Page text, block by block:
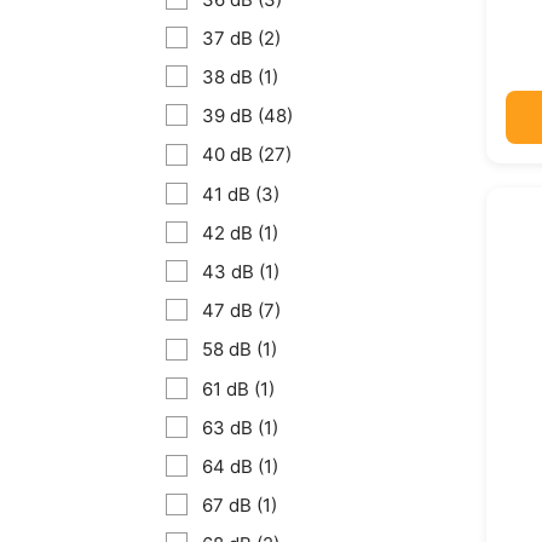
37 dB (2)
38 dB (1)
39 dB (48)
40 dB (27)
41 dB (3)
42 dB (1)
43 dB (1)
47 dB (7)
58 dB (1)
61 dB (1)
63 dB (1)
64 dB (1)
67 dB (1)